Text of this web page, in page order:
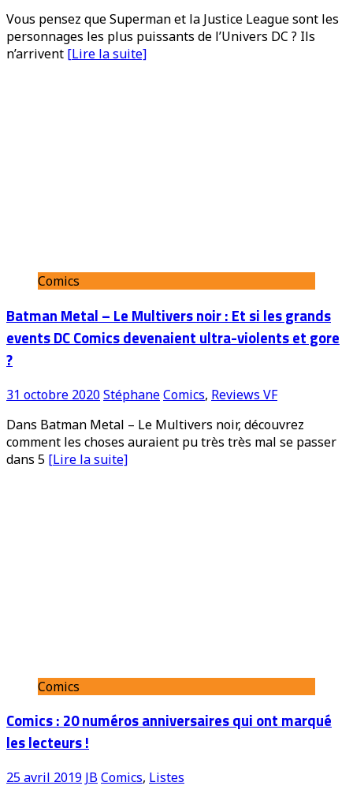
Vous pensez que Superman et la Justice League sont les
personnages les plus puissants de l’Univers DC ? Ils
n’arrivent [Lire la suite]
Comics
Batman Metal – Le Multivers noir : Et si les grands
events DC Comics devenaient ultra-violents et gore
?
31 octobre 2020StéphaneComics, Reviews VF
Dans Batman Metal – Le Multivers noir, découvrez
comment les choses auraient pu très très mal se passer
dans 5 [Lire la suite]
Comics
Comics : 20 numéros anniversaires qui ont marqué
les lecteurs !
25 avril 2019 JBComics, Listes